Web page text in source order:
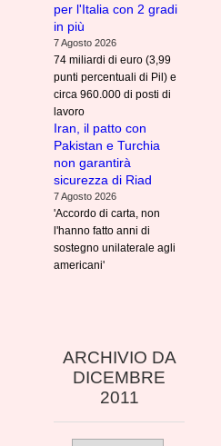
per l'Italia con 2 gradi
in più
7 Agosto 2026
74 miliardi di euro (3,99
punti percentuali di Pil) e
circa 960.000 di posti di
lavoro
Iran, il patto con
Pakistan e Turchia
non garantirà
sicurezza di Riad
7 Agosto 2026
'Accordo di carta, non
l'hanno fatto anni di
sostegno unilaterale agli
americani'
ARCHIVIO DA
DICEMBRE
2011